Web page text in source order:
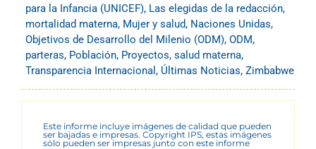
para la Infancia (UNICEF), Las elegidas de la redacción,
mortalidad materna, Mujer y salud, Naciones Unidas,
Objetivos de Desarrollo del Milenio (ODM), ODM,
parteras, Población, Proyectos, salud materna,
Transparencia Internacional , Últimas Noticias, Zimbabwe
Este informe incluye imágenes de calidad que pueden
ser bajadas e impresas. Copyright IPS, estas imágenes
sólo pueden ser impresas junto con este informe